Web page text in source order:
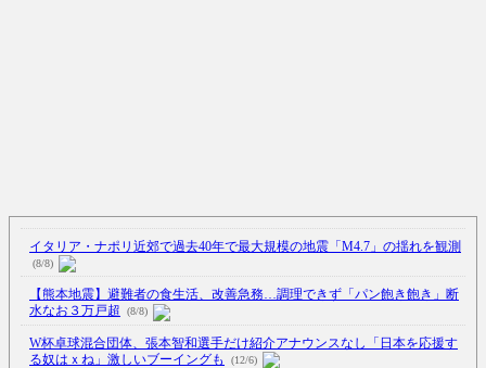
イタリア・ナポリ近郊で過去40年で最大規模の地震「M4.7」の揺れを観測
(8/8)
【熊本地震】避難者の食生活、改善急務…調理できず「パン飽き飽き」断
水なお３万戸超
(8/8)
W杯卓球混合団体、張本智和選手だけ紹介アナウンスなし「日本を応援す
る奴はｘね」激しいブーイングも
(12/6)